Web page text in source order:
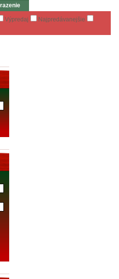
Výpredaj
Najpredávanejšie